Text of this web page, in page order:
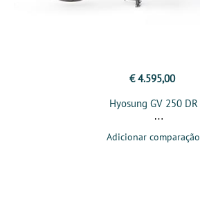
€ 4.595,00
Hyosung GV 250 DR
Adicionar comparação